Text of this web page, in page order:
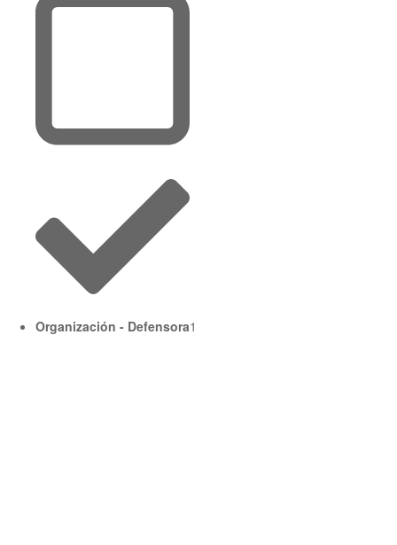
Organización - Defensora1